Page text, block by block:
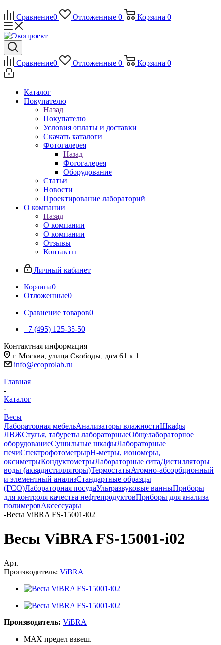
Сравнение0 Отложенные 0 Корзина 0
Сравнение0 Отложенные 0 Корзина 0
Каталог
Покупателю
Назад
Покупателю
Условия оплаты и доставки
Скачать каталоги
Фотогалерея
Назад
Фотогалерея
Оборудование
Статьи
Новости
Проектирование лабораторий
О компании
Назад
О компании
О компании
Отзывы
Контакты
Личный кабинет
Корзина0
Отложенные0
Сравнение товаров0
+7 (495) 125-35-50
Контактная информация
г. Москва, улица Свободы, дом 61 к.1
info@ecoprolab.ru
Главная
-
Каталог
-
Весы
Лабораторная мебельАнализаторы влажностиШкафы
ЛВЖСтулья, табуреты лабораторныеОбщелабораторное
оборудованиеСушильные шкафыЛабораторные
печиСпектрофотометрыpH-метры, иономеры,
оксиметрыКондуктометрыЛабораторные ситаДистилляторы
воды (аквадистилляторы)ТермостатыАтомно-абсорбционный
и элементный анализСтандартные образцы
(ГСО)Лабораторная посудаУльтразвуковые ванныПриборы
для контроля качества нефтепродуктовПриборы для анализа
полимеровАксессуары
-Весы ViBRA FS-15001-i02
Весы ViBRA FS-15001-i02
Арт.
Производитель: ViBRA
Производитель: ViBRA
MAX предел взвеш.